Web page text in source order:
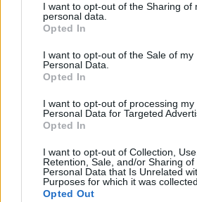
not limited to your visit or usage
grant or deny consent to Google and
use your data for below specified
consent section.
I want to opt-out of the Sharing of
personal data.
Opted In
I want to opt-out of the Sale of my
Personal Data.
Opted In
I want to opt-out of processing my
Personal Data for Targeted
Opted In
I want to opt-out of Collection, Use,
Retention, Sale, and/or Sharing of
Personal Data that Is Unrelated
Purposes for which it was collected.
Opted Out
Δείτε αυτή τη δημοσίευση